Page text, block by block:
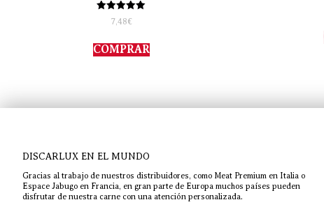
Valorado
con
de 5
7,48€
COMPRAR
DISCARLUX EN EL MUNDO
Gracias al trabajo de nuestros distribuidores, como Meat Premium en Italia o
Espace Jabugo en Francia, en gran parte de Europa muchos países pueden
disfrutar de nuestra carne con una atención personalizada.